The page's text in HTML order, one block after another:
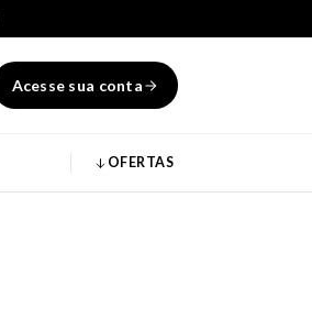
Acesse sua conta
OFERTAS